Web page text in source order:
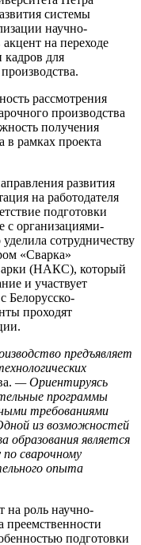
системы
научно-
на переходе
кадров для
рассмотрения
производства
получения
в рамках проекта
развития
на работодателя
подготовки
с организациями-
сотрудничеству
«Сварка»
(НАКС), который
и участвует
Белорусско-
проходят
предъявляет
— Ориентируясь
программы
требованиями
из возможностей
является
сварочному
опыта
на роль научно-
преемственности
подготовки